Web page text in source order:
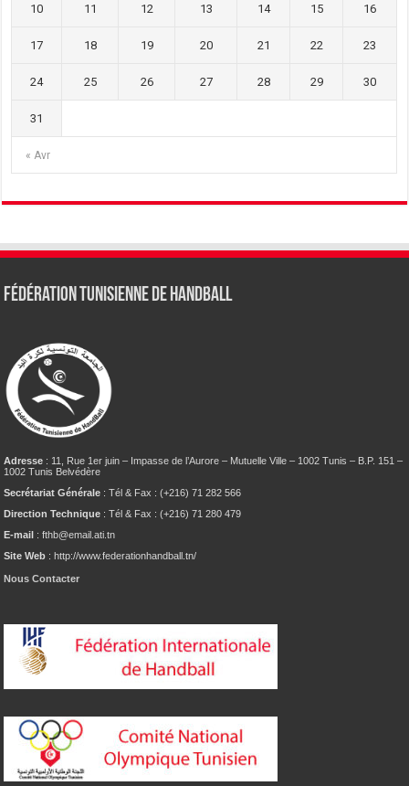
« Avr
10 11 12 13 14 15 16
17 18 19 20 21 22 23
24 25 26 27 28 29 30
31
Fédération tunisienne de Handball
Adresse : 11, Rue 1er juin – Impasse de l’Aurore – Mutuelle Ville – 1002 Tunis – B.P. 151 –
1002 Tunis Belvédère
Secrétariat Générale : Tél & Fax : (+216) 71 282 566
Direction Technique : Tél & Fax : (+216) 71 280 479
E-mail : fthb@email.ati.tn
Site Web : http://www.federationhandball.tn/
Nous Contacter